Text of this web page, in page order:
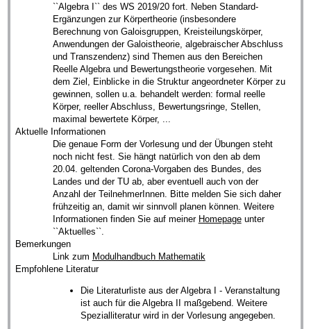
``Algebra I`` des WS 2019/20 fort. Neben Standard-
Ergänzungen zur Körpertheorie (insbesondere
Berechnung von Galoisgruppen, Kreisteilungskörper,
Anwendungen der Galoistheorie, algebraischer Abschluss
und Transzendenz) sind Themen aus den Bereichen
Reelle Algebra und Bewertungstheorie vorgesehen. Mit
dem Ziel, Einblicke in die Struktur angeordneter Körper zu
gewinnen, sollen u.a. behandelt werden: formal reelle
Körper, reeller Abschluss, Bewertungsringe, Stellen,
maximal bewertete Körper, ...
Aktuelle Informationen
Die genaue Form der Vorlesung und der Übungen steht
noch nicht fest. Sie hängt natürlich von den ab dem
20.04. geltenden Corona-Vorgaben des Bundes, des
Landes und der TU ab, aber eventuell auch von der
Anzahl der TeilnehmerInnen. Bitte melden Sie sich daher
frühzeitig an, damit wir sinnvoll planen können. Weitere
Informationen finden Sie auf meiner Homepageunter
``Aktuelles``.
Bemerkungen
Link zum Modulhandbuch Mathematik
Empfohlene Literatur
Die Literaturliste aus der Algebra I - Veranstaltung
ist auch für die Algebra II maßgebend. Weitere
Spezialliteratur wird in der Vorlesung angegeben.